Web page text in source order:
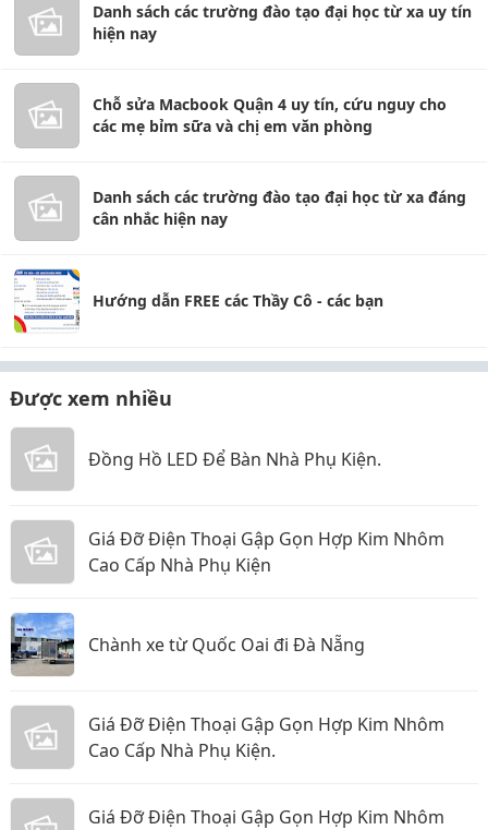
Danh sách các trường đào tạo đại học từ xa uy tín
hiện nay
Chỗ sửa Macbook Quận 4 uy tín, cứu nguy cho
các mẹ bỉm sữa và chị em văn phòng
Danh sách các trường đào tạo đại học từ xa đáng
cân nhắc hiện nay
Hướng dẫn FREE các Thầy Cô - các bạn
Được xem nhiều
Đồng Hồ LED Để Bàn Nhà Phụ Kiện.
Giá Đỡ Điện Thoại Gập Gọn Hợp Kim Nhôm
Cao Cấp Nhà Phụ Kiện
Chành xe từ Quốc Oai đi Đà Nẵng
Giá Đỡ Điện Thoại Gập Gọn Hợp Kim Nhôm
Cao Cấp Nhà Phụ Kiện.
Giá Đỡ Điện Thoại Gập Gọn Hợp Kim Nhôm